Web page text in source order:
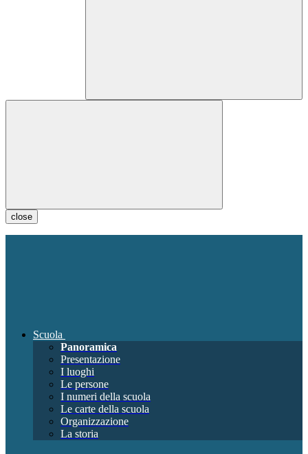
close
Scuola
Panoramica
Presentazione
I luoghi
Le persone
I numeri della scuola
Le carte della scuola
Organizzazione
La storia